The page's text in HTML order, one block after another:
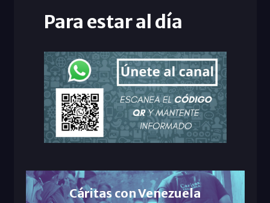
Para estar al día
Cáritas con Venezuela